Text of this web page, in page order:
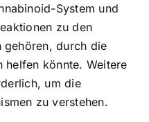
System und
zu den
gehören, durch die
helfen könnte. Weitere
um die
zu verstehen.